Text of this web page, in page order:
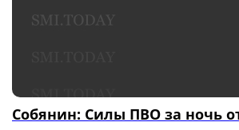
Собянин: Силы ПВО за ночь